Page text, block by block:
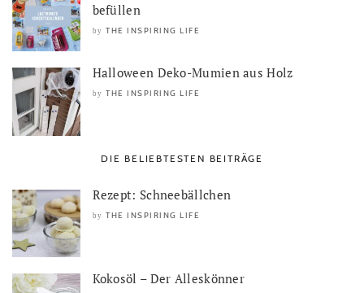
befüllen
by THE INSPIRING LIFE
Halloween Deko-Mumien aus Holz
by THE INSPIRING LIFE
DIE BELIEBTESTEN BEITRÄGE
Rezept: Schneebällchen
by THE INSPIRING LIFE
Kokosöl – Der Alleskönner